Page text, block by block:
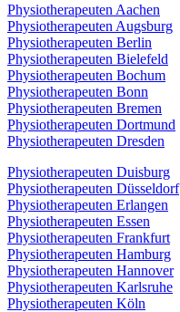
Physiotherapeuten Aachen
Physiotherapeuten Augsburg
Physiotherapeuten Berlin
Physiotherapeuten Bielefeld
Physiotherapeuten Bochum
Physiotherapeuten Bonn
Physiotherapeuten Bremen
Physiotherapeuten Dortmund
Physiotherapeuten Dresden
Physiotherapeuten Duisburg
Physiotherapeuten Düsseldorf
Physiotherapeuten Erlangen
Physiotherapeuten Essen
Physiotherapeuten Frankfurt
Physiotherapeuten Hamburg
Physiotherapeuten Hannover
Physiotherapeuten Karlsruhe
Physiotherapeuten Köln